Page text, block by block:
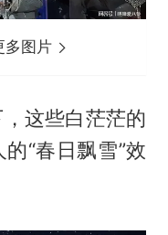
多图片
这些白茫茫的
“春日飘雪”效